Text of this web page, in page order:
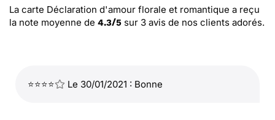
La carte Déclaration d'amour florale et romantique a reçu
la note moyenne de 4.3/5 sur 3 avis de nos clients adorés.
⭐⭐⭐⭐ Le 30/01/2021 : Bonne